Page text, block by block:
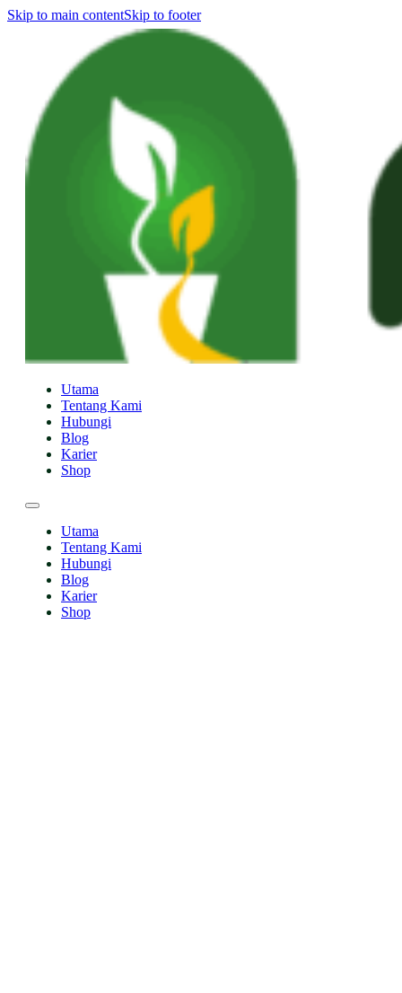
Skip to main contentSkip to footer
Utama
Tentang Kami
Hubungi
Blog
Karier
Shop
Utama
Tentang Kami
Hubungi
Blog
Karier
Shop